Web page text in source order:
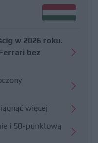
w 2026 roku.
bez
więcej
i 50-punktową